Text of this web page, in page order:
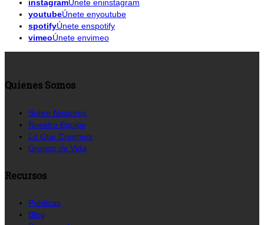
instagramÚnete eninstagram
youtubeÚnete enyoutube
spotifyÚnete enspotify
vimeoÚnete envimeo
Quienes Somos
Sobre Nosotros
Nuestro Equipo
Lo Que Creemos
Grupos de Vida
Recursos
Prédicas
Blog